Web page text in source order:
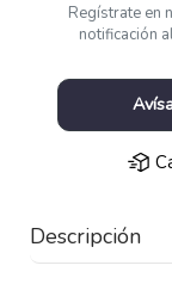
Regístrate en
notificación
Descripción